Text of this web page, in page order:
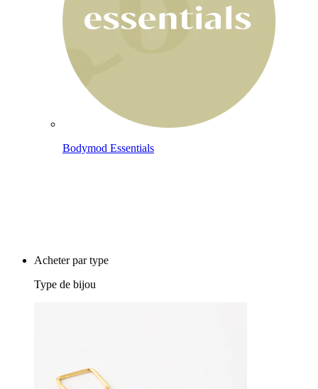
Bodymod Essentials
Acheter par type
Type de bijou